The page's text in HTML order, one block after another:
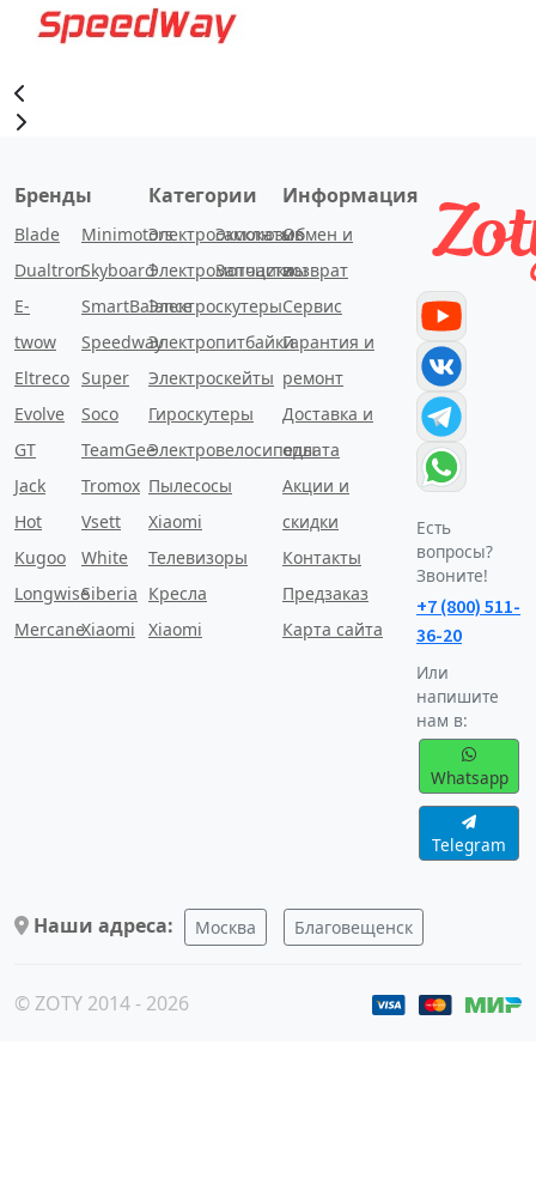
Бренды
Blade
Dualtron
E-
twow
Eltreco
Evolve
GT
Jack
Hot
Kugoo
Longwise
Mercane
Minimotors
Skyboard
SmartBalance
Speedway
Super
Soco
TeamGee
Tromox
Vsett
White
Siberia
Xiaomi
Категории
Электросамокаты
Электромотоциклы
Электроскутеры
Электропитбайки
Электроскейты
Гироскутеры
Электровелосипеды
Пылесосы
Xiaomi
Телевизоры
Кресла
Xiaomi
Эксклюзив
Запчасти
Информация
Обмен и
возврат
Сервис
Гарантия и
ремонт
Доставка и
оплата
Акции и
скидки
Контакты
Предзаказ
Карта сайта
Есть
вопросы?
Звоните!
+7 (800) 511-
36-20
Или
напишите
нам в:
Whatsapp
Telegram
Наши адреса: Москва Благовещенск
© ZOTY 2014 - 2026